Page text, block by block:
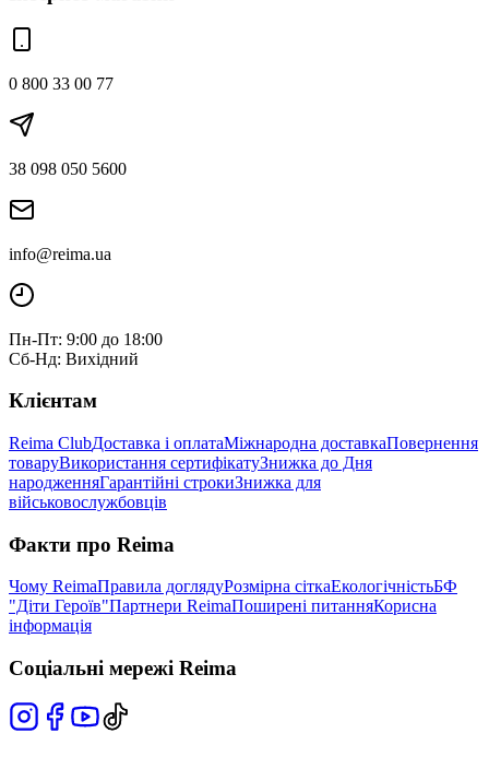
0 800 33 00 77
38 098 050 5600
info@reima.ua
Пн-Пт: 9:00 до 18:00
Сб-Нд: Вихідний
Клієнтам
Reima ClubДоставка і оплатаМіжнародна доставкаПовернення
товаруВикористання сертифікатуЗнижка до Дня
народженняГарантійні строкиЗнижка для
військовослужбовців
Факти про Reima
Чому ReimaПравила доглядуРозмірна сіткаЕкологічністьБФ
"Діти Героїв"Партнери ReimaПоширені питанняКорисна
інформація
Соціальні мережі Reima